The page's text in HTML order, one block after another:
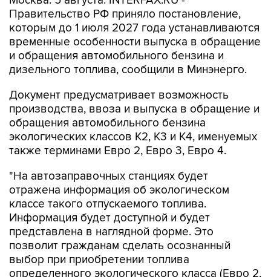
Правительство РФ приняло постановление,
которым до 1 июля 2027 года устанавливаются
временные особенности выпуска в обращение
и обращения автомобильного бензина и
дизельного топлива, сообщили в Минэнерго.
Документ предусматривает возможность
производства, ввоза и выпуска в обращение и
обращения автомобильного бензина
экологических классов К2, К3 и К4, именуемых
также терминами Евро 2, Евро 3, Евро 4.
"На автозаправочных станциях будет
отражена информация об экологическом
классе такого отпускаемого топлива.
Информация будет доступной и будет
представлена в наглядной форме. Это
позволит гражданам сделать осознанный
выбор при приобретении топлива
определенного экологического класса (Евро 2,